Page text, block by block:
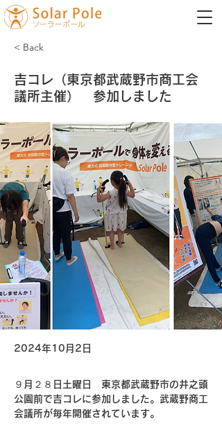
< Back
吉コレ（東京都武蔵野市商工会
議所主催） 参加しました
2024年10月2日
９月２８日土曜日　東京都武蔵野市の井之頭
公園前で吉コレに参加しました。武蔵野商工
会議所が毎年開催されています。